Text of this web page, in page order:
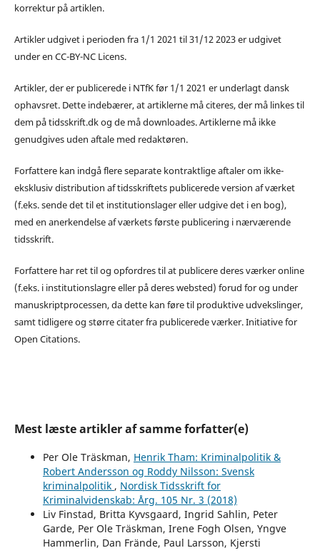
korrektur på artiklen.
Artikler udgivet i perioden fra 1/1 2021 til 31/12 2023 er udgivet
under en CC-BY-NC Licens.
Artikler, der er publicerede i NTfK før 1/1 2021 er underlagt dansk
ophavsret. Dette indebærer, at artiklerne må citeres, der må linkes til
dem på tidsskrift.dk og de må downloades. Artiklerne må ikke
genudgives uden aftale med redaktøren.
Forfattere kan indgå flere separate kontraktlige aftaler om ikke-
eksklusiv distribution af tidsskriftets publicerede version af værket
(f.eks. sende det til et institutionslager eller udgive det i en bog),
med en anerkendelse af værkets første publicering i nærværende
tidsskrift.
Forfattere har ret til og opfordres til at publicere deres værker online
(f.eks. i institutionslagre eller på deres websted) forud for og under
manuskriptprocessen, da dette kan føre til produktive udvekslinger,
samt tidligere og større citater fra publicerede værker. Initiative for
Open Citations.
Mest læste artikler af samme forfatter(e)
Per Ole Träskman, Henrik Tham: Kriminalpolitik &
Robert Andersson og Roddy Nilsson: Svensk
kriminalpolitik , Nordisk Tidsskrift for
Kriminalvidenskab: Årg. 105 Nr. 3 (2018)
Liv Finstad, Britta Kyvsgaard, Ingrid Sahlin, Peter
Garde, Per Ole Träskman, Irene Fogh Olsen, Yngve
Hammerlin, Dan Frände, Paul Larsson, Kjersti